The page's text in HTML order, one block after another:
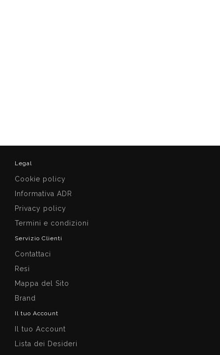
Legal
Cookie policy
Informativa ADR
Privacy policy
Termini e condizioni
Servizio Clienti
Contattaci
Resi
Mappa del Sito
Brand
Il tuo Account
Il tuo Account
Lista dei Desideri